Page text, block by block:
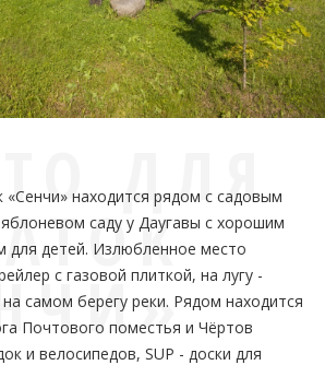
ДЛЯ
находится рядом с садовым
саду у Даугавы с хорошим
детей. Излюбленное место
с газовой плиткой, на лугу -
самом берегу реки. Рядом находится
Почтового поместья и Чёртов
и велосипедов, SUP - доски для